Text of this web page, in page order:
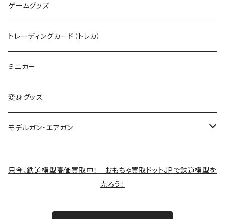
カタログ
TOMIX (N)
制御機器
デカール
その他のロボット
その他のキャラクター
RCパーツ
ゲームグッズ
トレーディングカード（トレカ）
ミニカー
変身グッズ
モデルガン・エアガン
只今、鉄道模型高価買取中！ おもちゃ買取ドットJPで鉄道模型を
売ろう！